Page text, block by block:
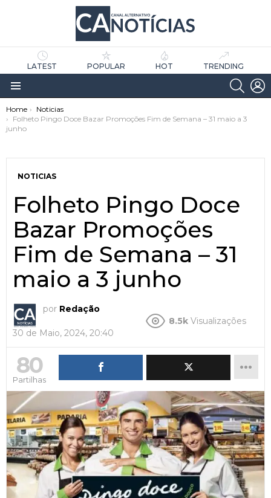
LATEST POPULAR HOT TRENDING
Menu
You are here:
Home
Noticias
Folheto Pingo Doce Bazar Promoções Fim de Semana – 31 maio a 3
junho
NOTICIAS
Folheto Pingo Doce
Bazar Promoções
Fim de Semana – 31
maio a 3 junho
por Redação
30 de Maio, 2024, 20:40
8.5k Visualizações
80
Partilhas